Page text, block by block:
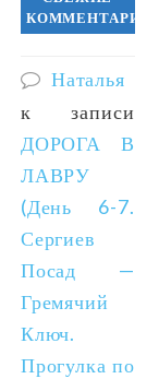
КОММЕНТАРИИ
Наталья
к записи
ДОРОГА В
ЛАВРУ
(День 6-7.
Сергиев
Посад —
Гремячий
Ключ.
Прогулка по